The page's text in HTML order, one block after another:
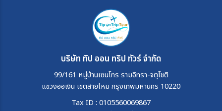
บริษัท ทิป ออน ทริป ทัวร์ จำกัด
99/161 หมู่บ้านเซนโทร รามอิทรา-จตุโชติ
แขวงออเงิน เขตสายไหม กรุงเทพมหานคร 10220
Tax ID : 0105560069867